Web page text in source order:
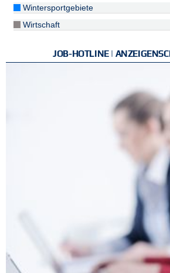
Wintersportgebiete
Wirtschaft
JOB-HOTLINE |